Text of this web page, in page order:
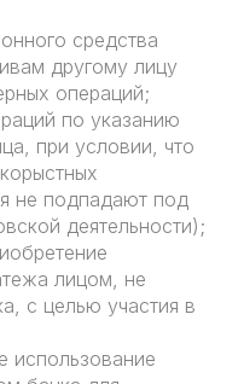
средства
другому лицу
операций;
по указанию
при условии, что
не подпадают под
деятельности);
лицом, не
с целью участия в
использование